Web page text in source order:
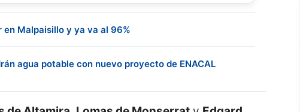
en Malpaisillo y ya va al 96%
agua potable con nuevo proyecto de ENACAL